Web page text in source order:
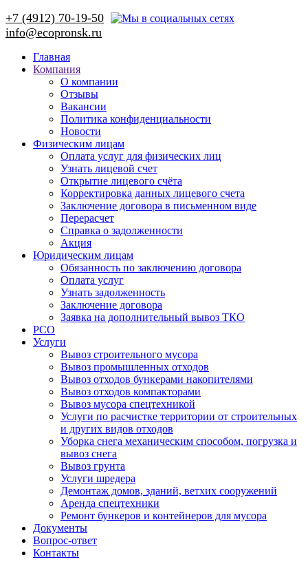
+7 (4912) 70-19-50
Главная
Компания
О компании
Отзывы
Вакансии
Политика конфиденциальности
Новости
Физическим лицам
Оплата услуг для физических лиц
Узнать лицевой счет
Открытие лицевого счёта
Корректировка данных лицевого счета
Заключение договора в письменном виде
Перерасчет
Справка о задолженности
Акция
Юридическим лицам
Обязанность по заключению договора
Оплата услуг
Узнать задолженность
Заключение договора
Заявка на дополнительный вывоз ТКО
РСО
Услуги
Вывоз строительного мусора
Вывоз промышленных отходов
Вывоз отходов бункерами накопителями
Вывоз отходов компакторами
Вывоз мусора спецтехникой
Услуги по расчистке территории от строительных
и других видов отходов
Уборка снега механическим способом, погрузка и
вывоз снега
Вывоз грунта
Услуги шредера
Демонтаж домов, зданий, ветхих сооружений
Аренда спецтехники
Ремонт бункеров и контейнеров для мусора
Документы
Вопрос-ответ
Контакты